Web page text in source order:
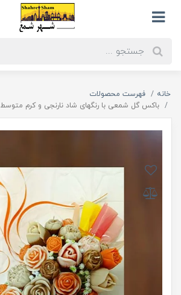
خانه
فهرست محصولات
باکس گل شمعی با رنگهای شاد نارنجی و کرم متوسط